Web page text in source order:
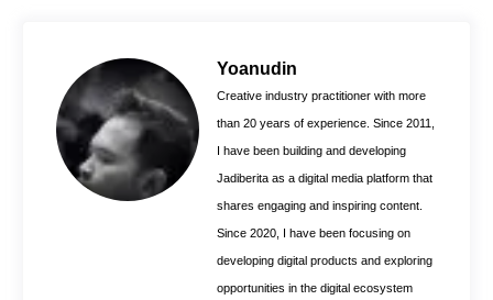
k
e
s
t
A
p
Yoanudin
Creative industry practitioner with more
than 20 years of experience. Since 2011,
I have been building and developing
Jadiberita as a digital media platform that
shares engaging and inspiring content.
Since 2020, I have been focusing on
developing digital products and exploring
opportunities in the digital ecosystem